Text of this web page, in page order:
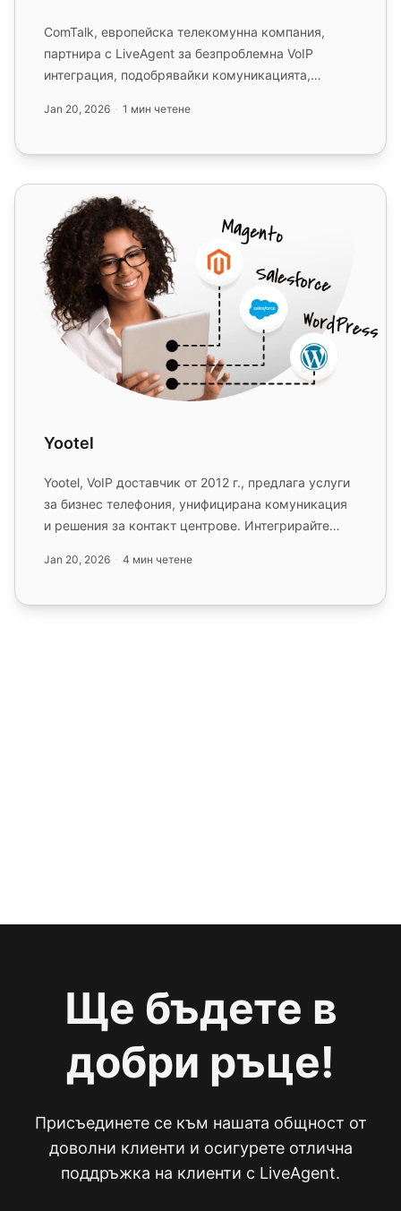
ComTalk, европейска телекомунна компания,
партнира с LiveAgent за безпроблемна VoIP
интеграция, подобрявайки комуникацията,
Jan 20, 2026 1 мин четене
Yootel
Yootel
Yootel, VoIP доставчик от 2012 г., предлага услуги
за бизнес телефония, унифицирана комуникация
и решения за контакт центрове. Интегрирайте
Jan 20, 2026 4 мин четене
Ще бъдете в
добри ръце!
Присъединете се към нашата общност от
доволни клиенти и осигурете отлична
поддръжка на клиенти с LiveAgent.